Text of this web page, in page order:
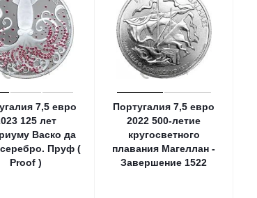
7,5 евро
125 лет
Васко да
Пруф (
Proof )
Португалия 7,5 евро
2022 500-летие
кругосветного
плавания Магеллан -
Завершение 1522